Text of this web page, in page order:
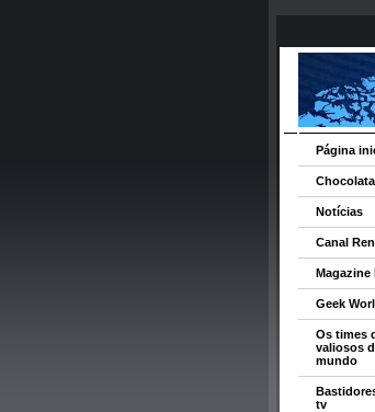
Página
Notícias
Canal
Magazine
Geek
Os times
valiosos
mundo
tv